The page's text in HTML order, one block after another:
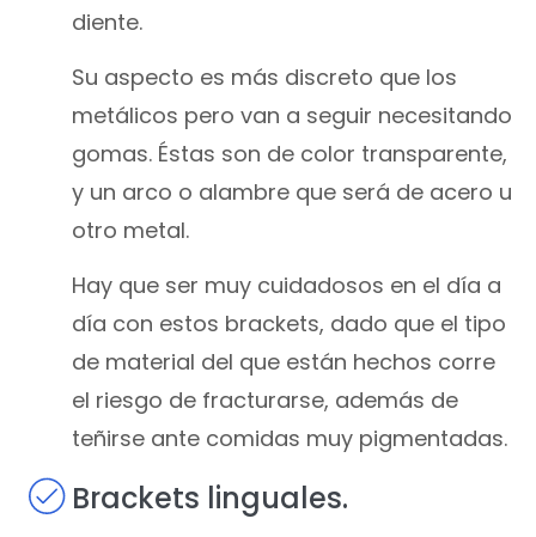
diente.
Su aspecto es más discreto que los
metálicos pero van a seguir necesitando
gomas. Éstas son de color transparente,
y un arco o alambre que será de acero u
otro metal.
Hay que ser muy cuidadosos en el día a
día con estos brackets, dado que el tipo
de material del que están hechos corre
el riesgo de fracturarse, además de
teñirse ante comidas muy pigmentadas.
Brackets linguales.